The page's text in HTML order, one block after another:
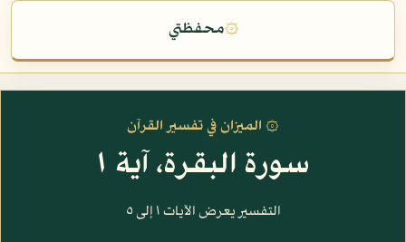
۞محفظتي
۞ الميزان في تفسير القرآن
سورة البقرة، آية ١
التفسير يعرض الآيات ١ إلى ٥